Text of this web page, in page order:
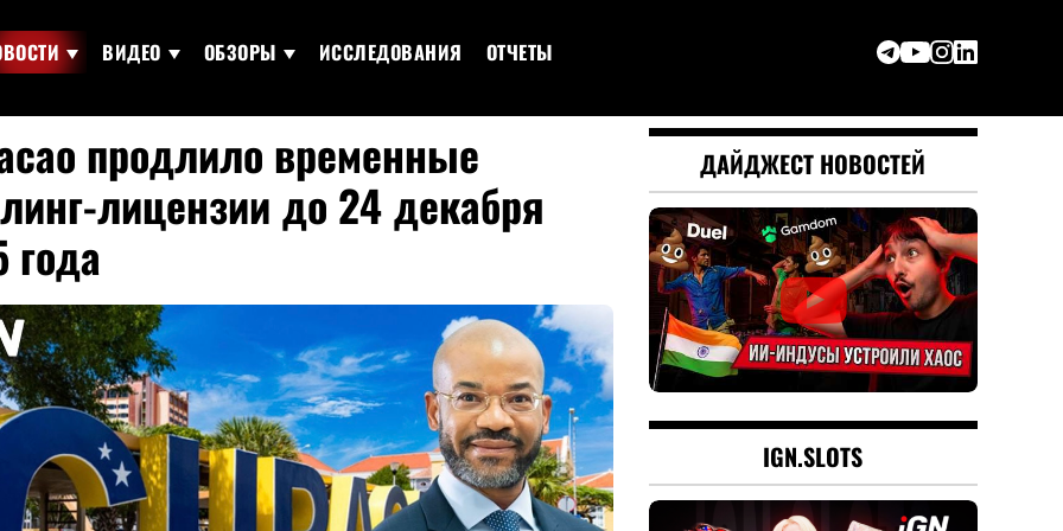
ВИДЕО ОБЗОРЫ ИССЛЕДОВАНИЯ ОТЧЕТЫ
продлило временные
лицензии до 24 декабря
года
ДАЙДЖЕСТ НОВОСТЕЙ
IGN.SLOTS